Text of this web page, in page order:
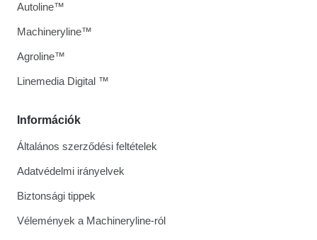
Információk
Általános szerződési feltételek
Adatvédelmi irányelvek
Biztonsági tippek
Vélemények a Machineryline-ról
Autoline™
Machineryline™
Agroline™
Linemedia Digital ™